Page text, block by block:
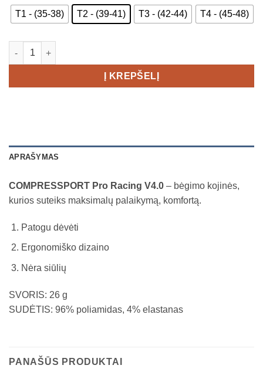
T1 - (35-38) T2 - (39-41) T3 - (42-44) T4 - (45-48)
produkto kiekis: COMPRESSPORT PRO RACING SOCKS V4.0
Į KREPŠELĮ
APRAŠYMAS
COMPRESSPORT Pro Racing V4.0 – bėgimo kojinės,
kurios suteiks maksimalų palaikymą, komfortą.
Patogu dėvėti
Ergonomiško dizaino
Nėra siūlių
SVORIS: 26 g
SUDĖTIS: 96% poliamidas, 4% elastanas
PANAŠŪS PRODUKTAI